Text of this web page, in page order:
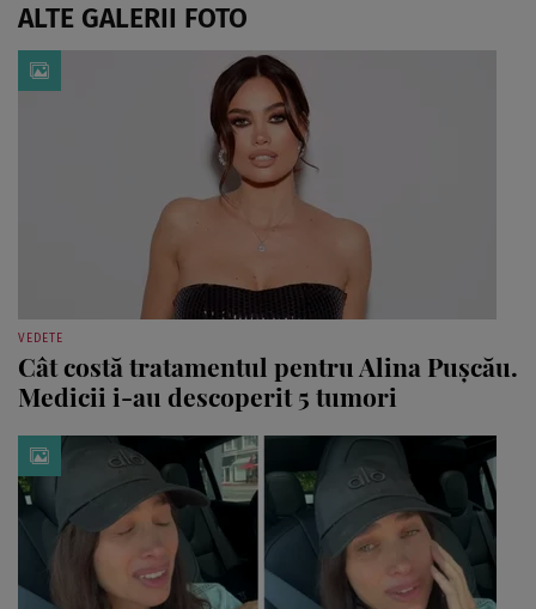
ALTE GALERII FOTO
VEDETE
Cât costă tratamentul pentru Alina Pușcău.
Medicii i-au descoperit 5 tumori